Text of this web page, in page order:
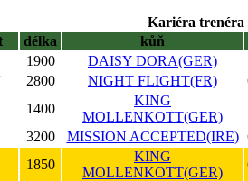
Kariéra trenéra
délka
kůň
1900 DAISY DORA(GER)
2800 NIGHT FLIGHT(FR)
1400
KING
MOLLENKOTT(GER)
3200 MISSION ACCEPTED(IRE)
1850
KING
MOLLENKOTT(GER)